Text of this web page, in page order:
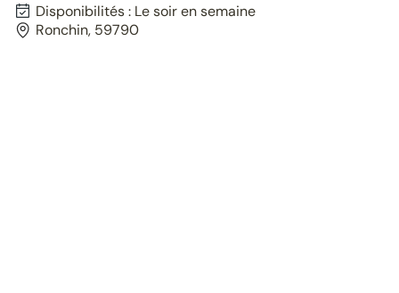
Disponibilités : Le soir en semaine
Ronchin, 59790